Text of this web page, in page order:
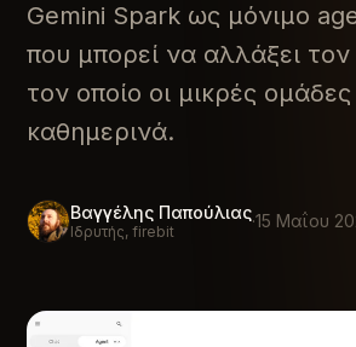
Gemini Spark ως μόνιμο
που μπορεί να αλλάξει
τον οποίο οι μικρές
καθημερινά.
Βαγγέλης Παπούλιας
Ιδρυτής, firebit ·15 Μαΐου